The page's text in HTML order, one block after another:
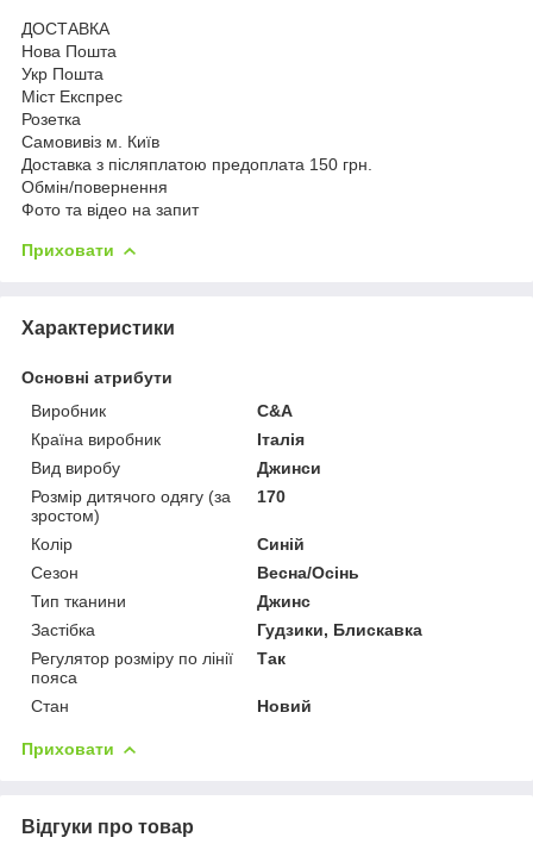
ДОСТАВКА
Нова Пошта
Укр Пошта
Міст Експрес
Розетка
Самовивіз м. Київ
Доставка з післяплатою предоплата 150 грн.
Обмін/повернення
Фото та відео на запит
Приховати
Характеристики
Основні атрибути
Виробник
С&A
Країна виробник
Італія
Вид виробу
Джинси
Розмір дитячого одягу (за
зростом)
170
Колір
Синій
Сезон
Весна/Осінь
Тип тканини
Джинс
Застібка
Гудзики, Блискавка
Регулятор розміру по лінії
пояса
Так
Стан Новий
Приховати
Відгуки про товар